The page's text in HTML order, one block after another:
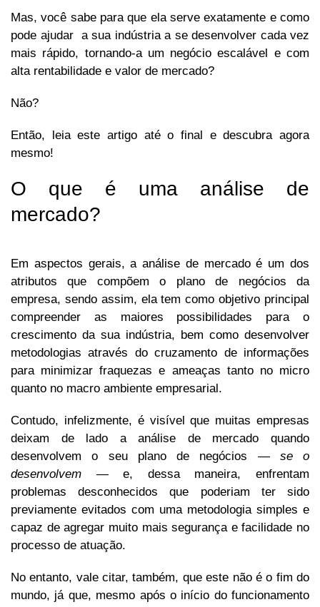
Mas, você sabe para que ela serve exatamente e como
pode ajudar a sua indústria a se desenvolver cada vez
mais rápido, tornando-a um negócio escalável e com
alta rentabilidade e valor de mercado?
Não?
Então, leia este artigo até o final e descubra agora
mesmo!
O que é uma análise de
mercado?
Em aspectos gerais, a análise de mercado é um dos
atributos que compõem o plano de negócios da
empresa, sendo assim, ela tem como objetivo principal
compreender as maiores possibilidades para o
crescimento da sua indústria, bem como desenvolver
metodologias através do cruzamento de informações
para minimizar fraquezas e ameaças tanto no micro
quanto no macro ambiente empresarial.
Contudo, infelizmente, é visível que muitas empresas
deixam de lado a análise de mercado quando
desenvolvem o seu plano de negócios — se o
desenvolvem —e, dessa maneira, enfrentam
problemas desconhecidos que poderiam ter sido
previamente evitados com uma metodologia simples e
capaz de agregar muito mais segurança e facilidade no
processo de atuação.
No entanto, vale citar, também, que este não é o fim do
mundo, já que, mesmo após o início do funcionamento